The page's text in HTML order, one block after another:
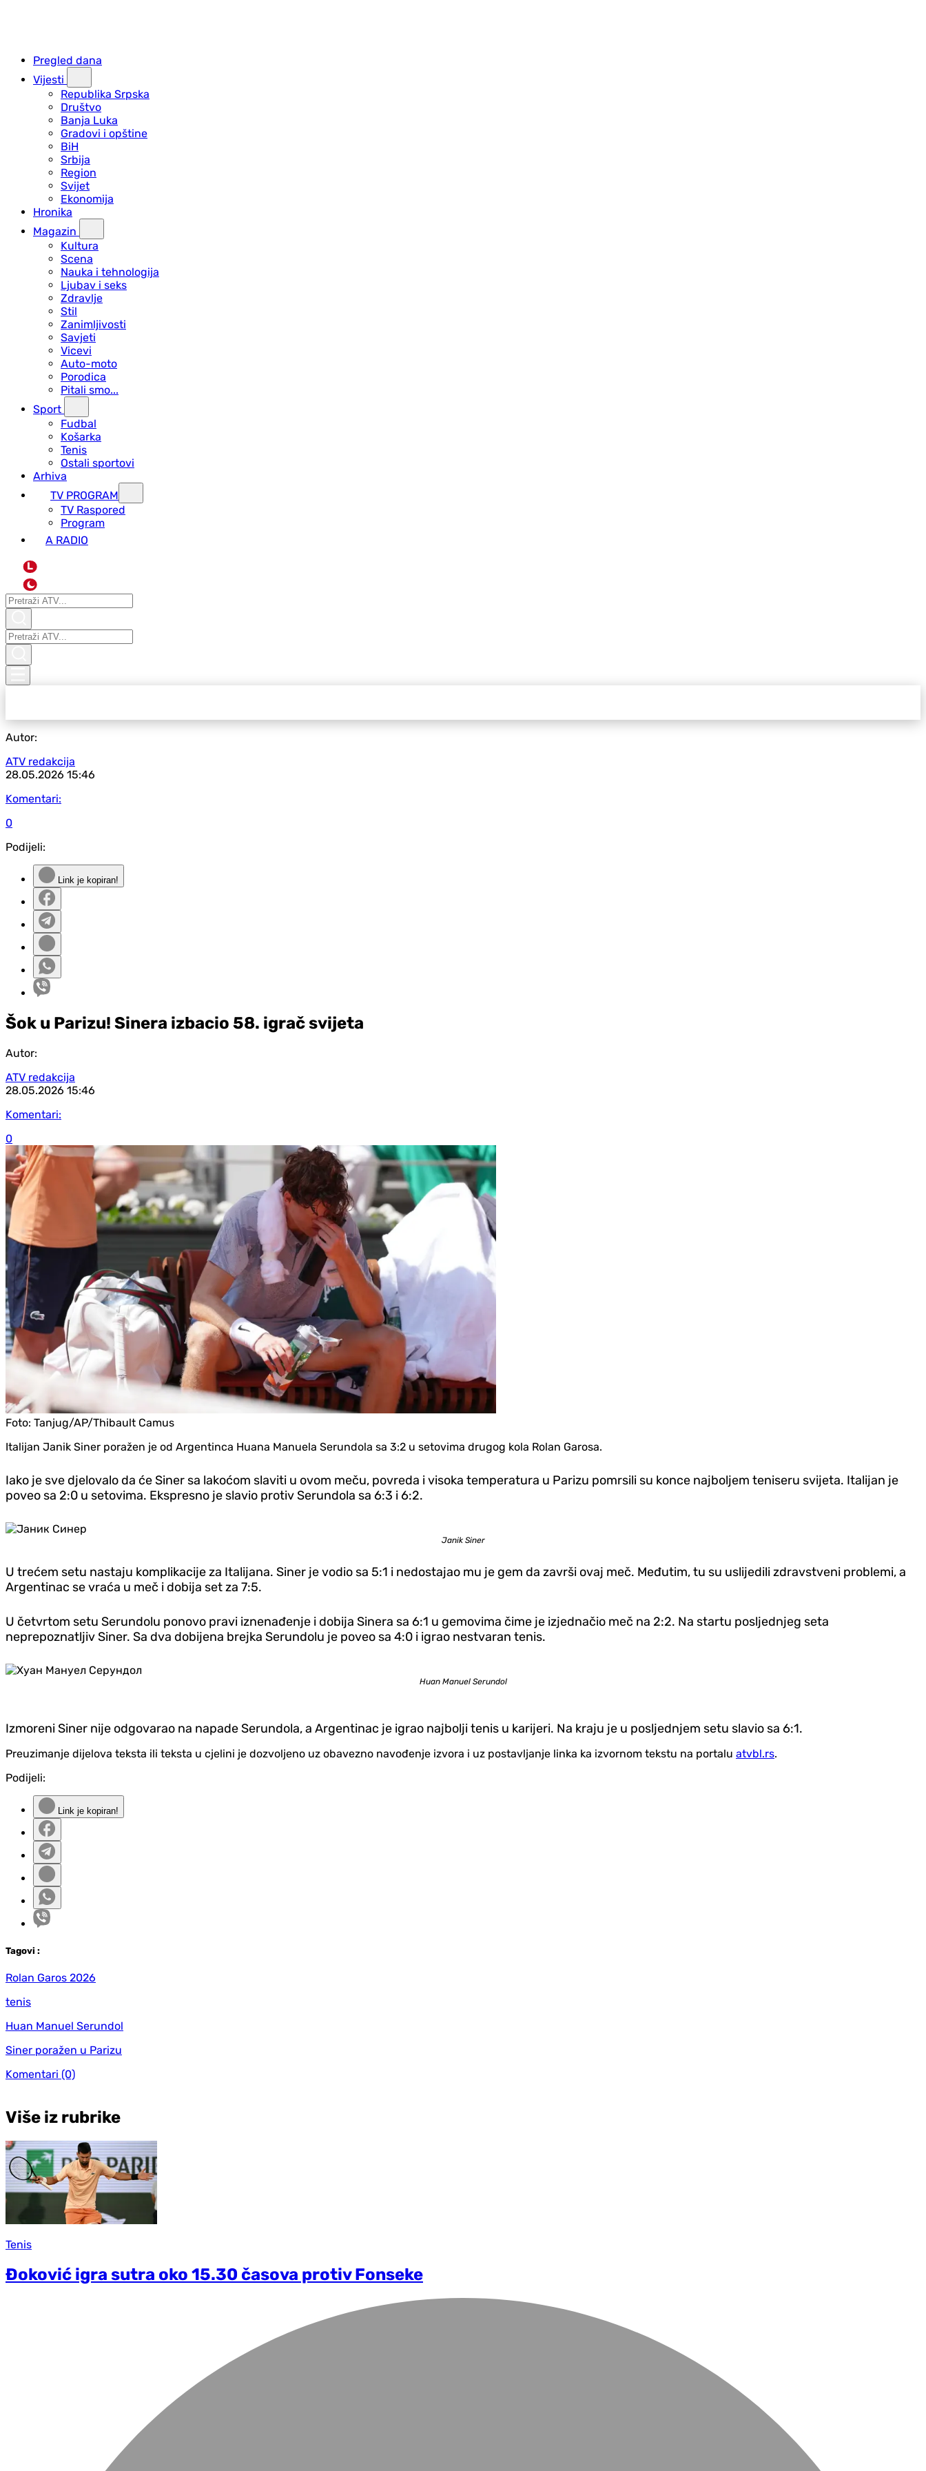
Pregled dana
Vijesti
Republika Srpska
Društvo
Banja Luka
Gradovi i opštine
BiH
Srbija
Region
Svijet
Ekonomija
Hronika
Magazin
Kultura
Scena
Nauka i tehnologija
Ljubav i seks
Zdravlje
Stil
Zanimljivosti
Savjeti
Vicevi
Auto-moto
Porodica
Pitali smo...
Sport
Fudbal
Košarka
Tenis
Ostali sportovi
Arhiva
TV PROGRAM
ТV Raspored
Program
A RADIO
L
Autor:
ATV redakcija
28.05.2026 15:46
Komentari:
0
Podijeli:
Link je kopiran!
Šok u Parizu! Sinera izbacio 58. igrač svijeta
Autor:
ATV redakcija
28.05.2026 15:46
Komentari:
0
Foto: Tanjug/AP/Thibault Camus
Italijan Janik Siner poražen je od Argentinca Huana Manuela Serundola sa 3:2 u setovima drugog kola Rolan Garosa.
Iako je sve djelovalo da će Siner sa lakoćom slaviti u ovom meču, povreda i visoka temperatura u Parizu pomrsili su konce najboljem teniseru svijeta. Italijan je
poveo sa 2:0 u setovima. Ekspresno je slavio protiv Serundola sa 6:3 i 6:2.
Janik Siner
U trećem setu nastaju komplikacije za Italijana. Siner je vodio sa 5:1 i nedostajao mu je gem da završi ovaj meč. Međutim, tu su uslijedili zdravstveni problemi, a
Argentinac se vraća u meč i dobija set za 7:5.
U četvrtom setu Serundolu ponovo pravi iznenađenje i dobija Sinera sa 6:1 u gemovima čime je izjednačio meč na 2:2. Na startu posljednjeg seta
neprepoznatljiv Siner. Sa dva dobijena brejka Serundolu je poveo sa 4:0 i igrao nestvaran tenis.
Huan Manuel Serundol
Izmoreni Siner nije odgovarao na napade Serundola, a Argentinac je igrao najbolji tenis u karijeri. Na kraju je u posljednjem setu slavio sa 6:1.
Preuzimanje dijelova teksta ili teksta u cjelini je dozvoljeno uz obavezno navođenje izvora i uz postavljanje linka ka izvornom tekstu na portalu atvbl.rs.
Podijeli:
Link je kopiran!
Tagovi :
Rolan Garos 2026
tenis
Huan Manuel Serundol
Siner poražen u Parizu
Komentari (0)
Više iz rubrike
Tenis
Đoković igra sutra oko 15.30 časova protiv Fonseke